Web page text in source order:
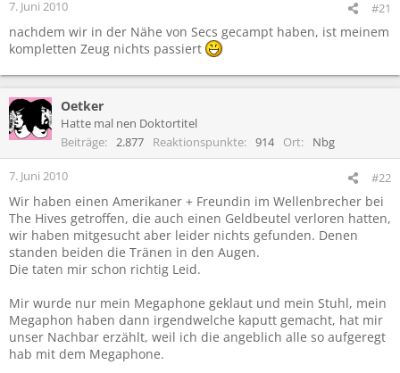
7. Juni 2010 #21
nachdem wir in der Nähe von Secs gecampt haben, ist meinem
kompletten Zeug nichts passiert
Oetker
Hatte mal nen Doktortitel
Beiträge
2.877 Reaktionspunkte 914 Ort Nbg
7. Juni 2010 #22
Wir haben einen Amerikaner + Freundin im Wellenbrecher bei
The Hives getroffen, die auch einen Geldbeutel verloren hatten,
wir haben mitgesucht aber leider nichts gefunden. Denen
standen beiden die Tränen in den Augen.
Die taten mir schon richtig Leid.
Mir wurde nur mein Megaphone geklaut und mein Stuhl, mein
Megaphon haben dann irgendwelche kaputt gemacht, hat mir
unser Nachbar erzählt, weil ich die angeblich alle so aufgeregt
hab mit dem Megaphone.